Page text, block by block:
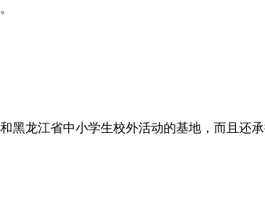
。
黑龙江省中小学生校外活动的基地，而且还